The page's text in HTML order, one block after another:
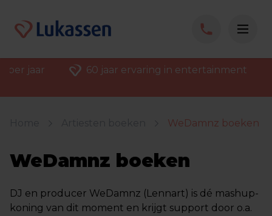
per jaar 60 jaar ervaring in entertainment
WeDamnz boeken
WeDamnz boeken
DJ en producer WeDamnz (Lennart) is dé mashup-
koning van dit moment en krijgt support door o.a.